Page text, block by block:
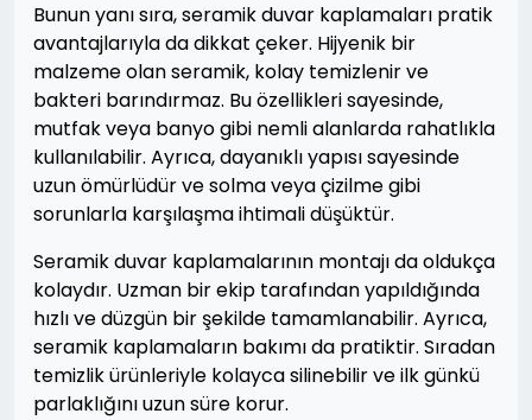
Bunun yanı sıra, seramik duvar kaplamaları pratik
avantajlarıyla da dikkat çeker. Hijyenik bir
malzeme olan seramik, kolay temizlenir ve
bakteri barındırmaz. Bu özellikleri sayesinde,
mutfak veya banyo gibi nemli alanlarda rahatlıkla
kullanılabilir. Ayrıca, dayanıklı yapısı sayesinde
uzun ömürlüdür ve solma veya çizilme gibi
sorunlarla karşılaşma ihtimali düşüktür.
Seramik duvar kaplamalarının montajı da oldukça
kolaydır. Uzman bir ekip tarafından yapıldığında
hızlı ve düzgün bir şekilde tamamlanabilir. Ayrıca,
seramik kaplamaların bakımı da pratiktir. Sıradan
temizlik ürünleriyle kolayca silinebilir ve ilk günkü
parlaklığını uzun süre korur.